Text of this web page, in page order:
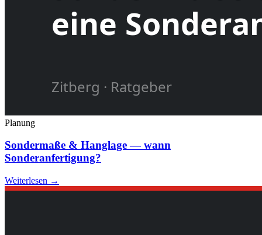
Planung
Sondermaße & Hanglage — wann
Sonderanfertigung?
Weiterlesen →